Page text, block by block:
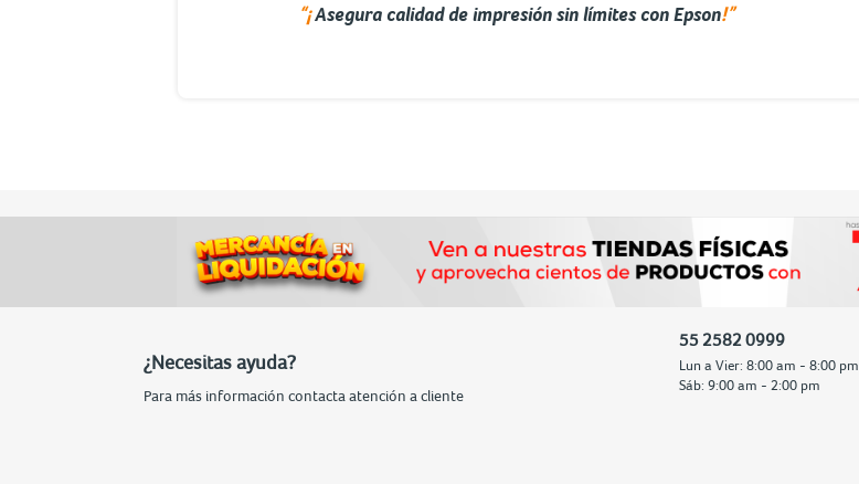
“¡Asegura calidad de impresión sin límites con Epson!”
¿Necesitas ayuda?
Para más información contacta atención a cliente
55 2582 0999
Lun a Vier: 8:00 am - 8:00 pm
Sáb: 9:00 am - 2:00 pm